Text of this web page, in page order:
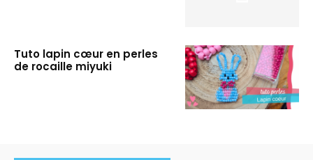
Tuto lapin cœur en perles
de rocaille miyuki